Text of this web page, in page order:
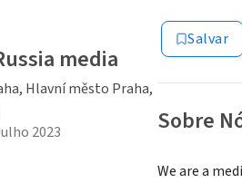
Salvar
Sobre
We are a
media
Hlavní město Praha,
2023